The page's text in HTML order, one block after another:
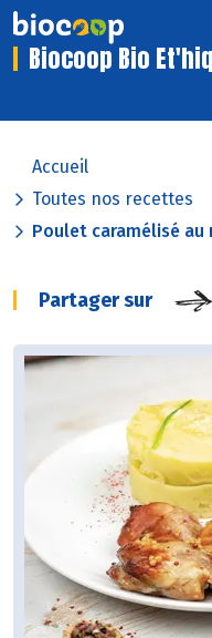
Biocoop Bio
Accueil
Toutes nos recettes
Poulet caramélisé au
Partager sur